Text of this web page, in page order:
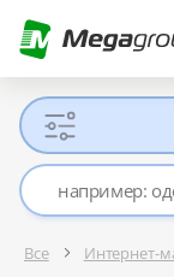
Все Интернет-